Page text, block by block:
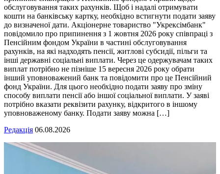
обслуговування таких рахунків. Щоб і надалі отримувати
кошти на банківську картку, необхідно встигнути подати заяву
до визначеної дати. Акціонерне товариство "Укрексімбанк"
повідомило про припинення з 1 жовтня 2026 року співпраці з
Пенсійним фондом України в частині обслуговування
рахунків, на які надходять пенсії, житлові субсидії, пільги та
інші державні соціальні виплати. Через це одержувачам таких
виплат потрібно не пізніше 15 вересня 2026 року обрати
інший уповноважений банк та повідомити про це Пенсійний
фонд України. Для цього необхідно подати заяву про зміну
способу виплати пенсії або іншої соціальної виплати. У заяві
потрібно вказати реквізити рахунку, відкритого в іншому
уповноваженому банку. Подати заяву можна […]
Редакція 06.08.2026